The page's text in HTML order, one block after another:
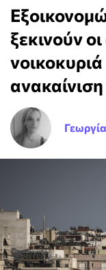
ξεκινούν